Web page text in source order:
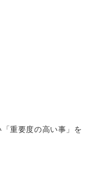
重要度の高い事」を